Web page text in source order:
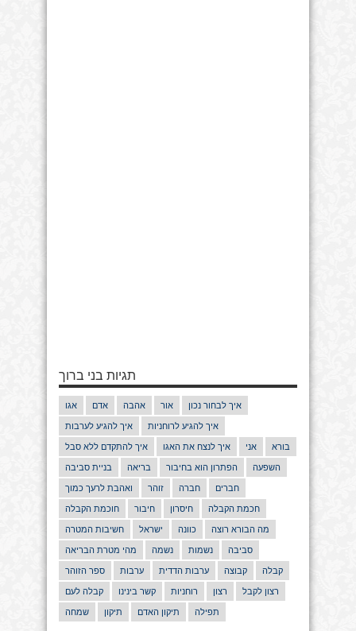
תגיות בני ברוך
אגו אדם אהבה אור איך לבחור נכון
איך להגיע לערבות איך להגיע לרוחניות
איך להתקדם ללא סבל איך לנצח את האגו אני בורא
בניית סביבה בריאה הפתרון הוא בחיבור השפעה
ואהבת לרעך כמוך זוהר חברה חברים
חוכמת הקבלה חיבור חיסרון חכמת הקבלה
חשיבות המטרה ישראל כוונה מה הבורא רוצה
מהי מטרת הבריאה נשמה נשמות סביבה
ספר הזוהר ערבות ערבות הדדית קבוצה קבלה
קבלה לעם קשר בינינו רוחניות רצון רצון לקבל
שמחה תיקון תיקון האדם תפילה